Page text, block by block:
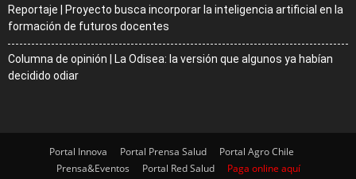
Reportaje | Proyecto busca incorporar la inteligencia artificial en la
formación de futuros docentes
Columna de opinión | La Odisea: la versión que algunos ya habían
decidido odiar
Portal Innova Portal Prensa Salud
Portal Agro Chile
Prensa&Eventos
Portal Red Salud Paga online aquí